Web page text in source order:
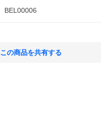
BEL00006
この商品を共有する